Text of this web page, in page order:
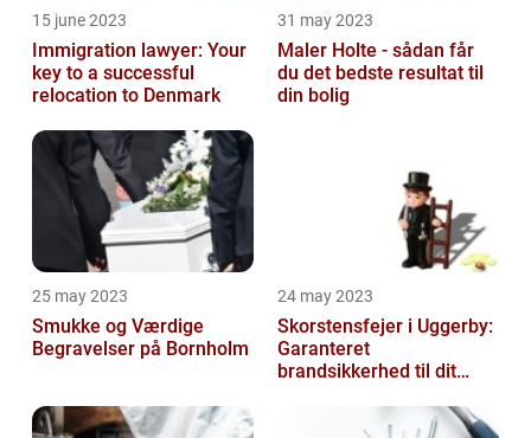
15 june 2023
Immigration lawyer: Your
key to a successful
relocation to Denmark
31 may 2023
Maler Holte - sådan får
du det bedste resultat til
din bolig
25 may 2023
Smukke og Værdige
Begravelser på Bornholm
24 may 2023
Skorstensfejer i Uggerby:
Garanteret
brandsikkerhed til dit